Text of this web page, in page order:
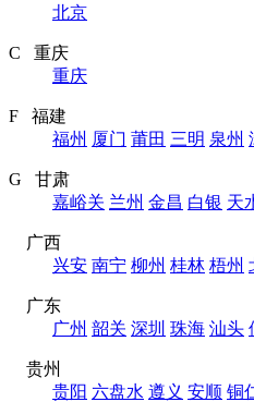
北京
C 重庆
重庆
F 福建
福州 厦门 莆田 三明 泉州
G 甘肃
嘉峪关 兰州 金昌 白银 天
广西
兴安 南宁 柳州 桂林 梧州
广东
广州 韶关 深圳 珠海 汕头
贵州
贵阳 六盘水 遵义 安顺 铜